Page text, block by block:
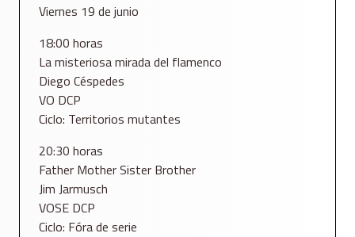
Viernes 19 de junio
18:00 horas
La misteriosa mirada del flamenco
Diego Céspedes
VO DCP
Ciclo: Territorios mutantes
20:30 horas
Father Mother Sister Brother
Jim Jarmusch
VOSE DCP
Ciclo: Fóra de serie